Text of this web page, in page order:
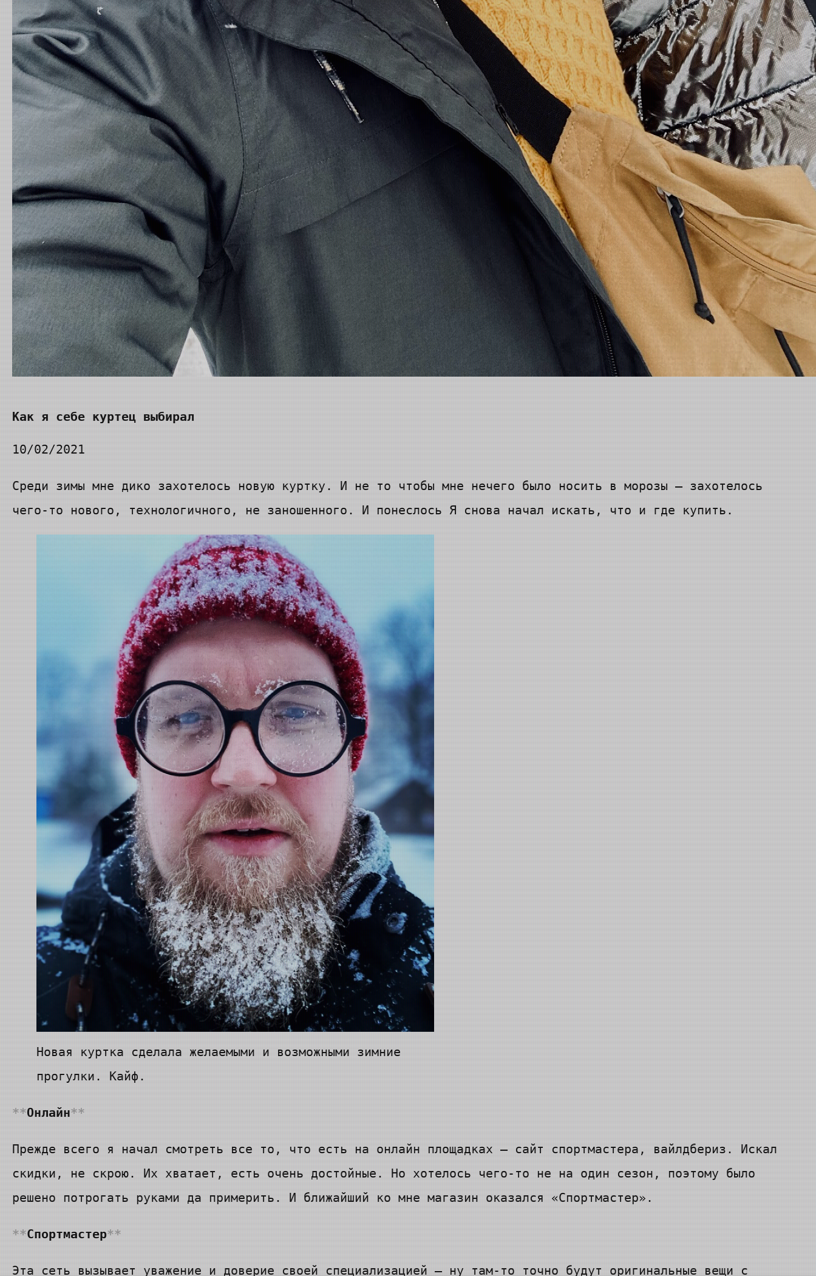
Как я себе куртец выбирал
10/02/2021
Среди зимы мне дико захотелось новую куртку. И не то чтобы мне нечего было носить в морозы — захотелось
чего-то нового, технологичного, не заношенного. И понеслось Я снова начал искать, что и где купить.
Новая куртка сделала желаемыми и возможными зимние
прогулки. Кайф.
Онлайн
Прежде всего я начал смотреть все то, что есть на онлайн площадках — сайт спортмастера, вайлдбериз. Искал
скидки, не скрою. Их хватает, есть очень достойные. Но хотелось чего-то не на один сезон, поэтому было
решено потрогать руками да примерить. И ближайший ко мне магазин оказался «Спортмастер».
Спортмастер
Эта сеть вызывает уважение и доверие своей специализацией — ну там-то точно будут оригинальные вещи с